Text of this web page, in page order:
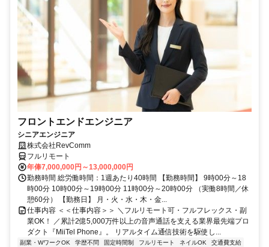
フロントエンドエンジニア
シニアエンジニア
株式会社RevComm
フルリモート
年俸7,000,000円～13,000,000円
勤務時間 総労働時間：1週あたり40時間 【勤務時間】 9時00分～18
時00分 10時00分～19時00分 11時00分～20時00分 （実働8時間／休
憩60分） 【勤務日】 月・火・水・木・金...
仕事内容 ＜＜仕事内容＞＞ ＼フルリモート可・フルフレックス・副
業OK！ ／累計2億5,000万件以上の音声通話を支える業界最先端プロ
ダクト『MiiTel Phone』。 リアルタイム通信技術を駆使し...
副業・WワークOK 学歴不問 固定時間制 フルリモート ネイルOK 交通費支給